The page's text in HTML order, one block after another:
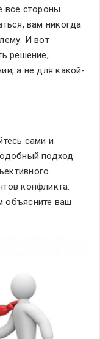
все стороны
вам никогда
И вот
решение,
а не для какой-
сами и
подход
конфликта.
объясните ваш